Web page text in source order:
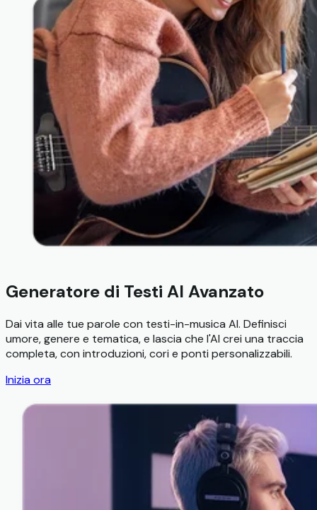
Generatore di Testi AI Avanzato
Dai vita alle tue parole con testi-in-musica AI. Definisci
umore, genere e tematica, e lascia che l'AI crei una traccia
completa, con introduzioni, cori e ponti personalizzabili.
Inizia ora